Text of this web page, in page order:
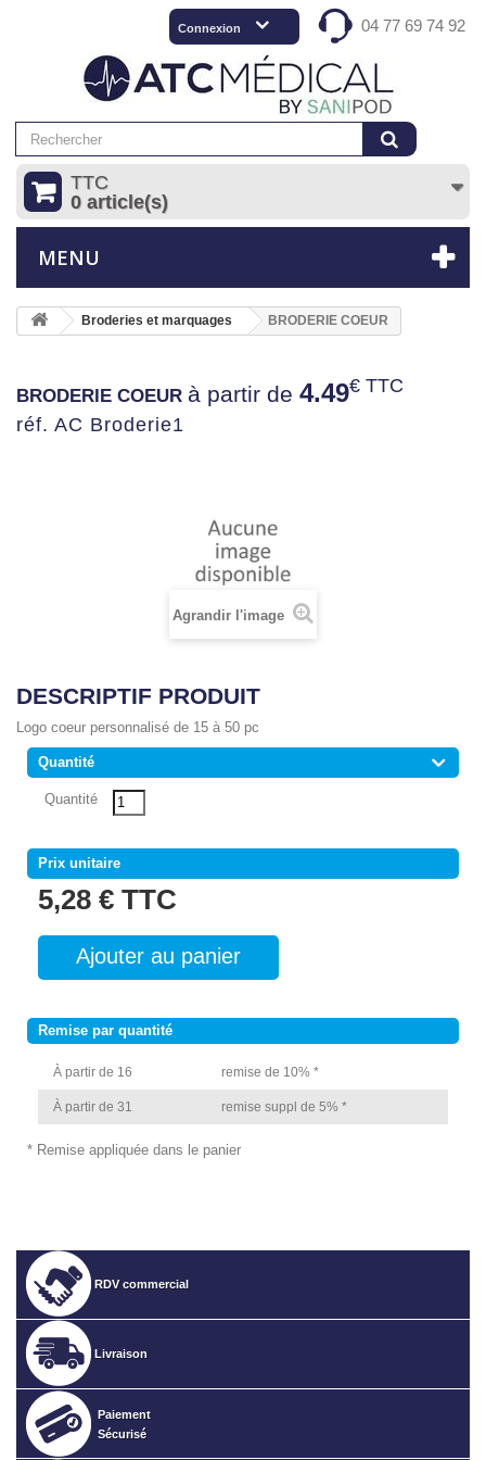
04 77 69 74 92
Connexion
TTC
0 article(s)
MENU
Broderies et marquages BRODERIE COEUR
BRODERIE COEUR à partir de 4.49€ TTC
réf. AC Broderie1
Agrandir l'image
DESCRIPTIF PRODUIT
Logo coeur personnalisé de 15 à 50 pc
Quantité
Quantité
Prix unitaire
5,28 € TTC
Ajouter au panier
Remise par quantité
À partir de 16 remise de 10% *
À partir de 31 remise suppl de 5% *
* Remise appliquée dans le panier
RDV commercial
Livraison
Paiement
Sécurisé